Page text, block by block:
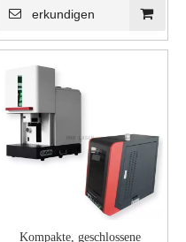
Drucker
erkundigen
Kompakte, geschlossene